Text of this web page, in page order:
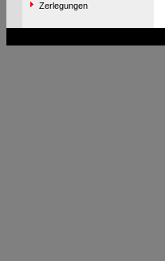
Zerlegungen